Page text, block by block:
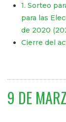
1. Sorteo
para las
de 2020
Cierre del
9 DE